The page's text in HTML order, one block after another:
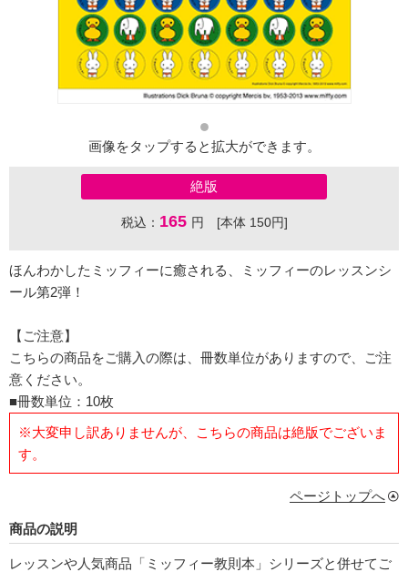
画像をタップすると拡大ができます。
絶版
税込： 165 円 [本体 150円]
ほんわかしたミッフィーに癒される、ミッフィーのレッスンシ
ール第2弾！
【ご注意】
こちらの商品をご購入の際は、冊数単位がありますので、ご注
意ください。
■冊数単位：10枚
※大変申し訳ありませんが、こちらの商品は絶版でございま
す。
ページトップへ
商品の説明
レッスンや人気商品「ミッフィー教則本」シリーズと併せてご